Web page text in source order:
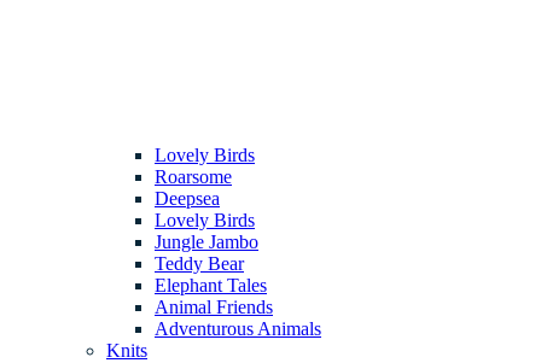
Lovely Birds
Roarsome
Deepsea
Lovely Birds
Jungle Jambo
Teddy Bear
Elephant Tales
Animal Friends
Adventurous Animals
Knits